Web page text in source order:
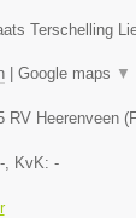
Terschelling
| Google maps ▼
RV Heerenveen(
-, KvK: -